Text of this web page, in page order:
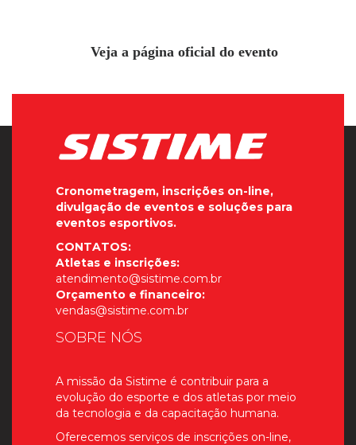
Veja a página oficial do evento
Cronometragem, inscrições on-line,
divulgação de eventos e soluções para
eventos esportivos.
CONTATOS:
Atletas e inscrições:
atendimento@sistime.com.br
Orçamento e financeiro:
vendas@sistime.com.br
SOBRE NÓS
A missão da Sistime é contribuir para a
evolução do esporte e dos atletas por meio
da tecnologia e da capacitação humana.
Oferecemos serviços de inscrições on-line,